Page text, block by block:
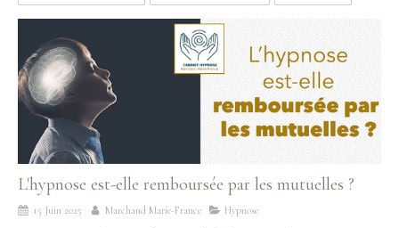
L'hypnose est-elle remboursée par les mutuelles ?
15 Juin 2025 Marchand Marie-France Hypnose